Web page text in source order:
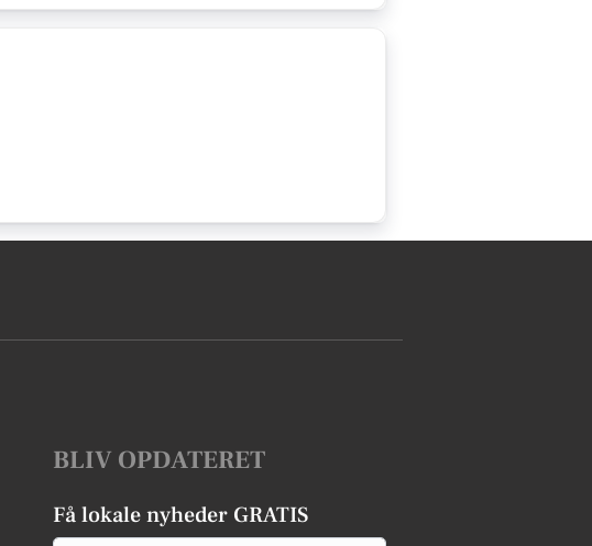
BLIV OPDATERET
Få lokale nyheder GRATIS